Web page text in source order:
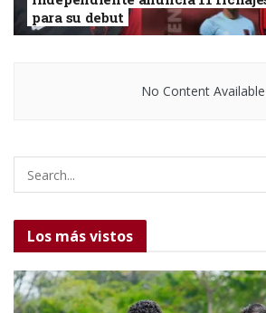
para su debut
No Content Available
Los más vistos